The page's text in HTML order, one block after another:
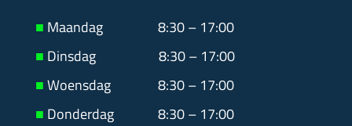
■ Maandag 8:30 – 17:00
■ Dinsdag 8:30 – 17:00
■Woensdag 8:30 – 17:00
■ Donderdag 8:30 – 17:00